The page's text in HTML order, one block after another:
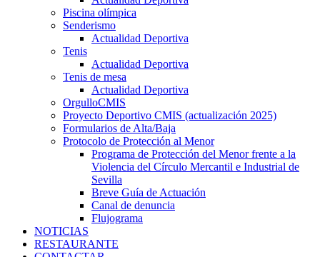
Piscina olímpica
Senderismo
Actualidad Deportiva
Tenis
Actualidad Deportiva
Tenis de mesa
Actualidad Deportiva
OrgulloCMIS
Proyecto Deportivo CMIS (actualización 2025)
Formularios de Alta/Baja
Protocolo de Protección al Menor
Programa de Protección del Menor frente a la
Violencia del Círculo Mercantil e Industrial de
Sevilla
Breve Guía de Actuación
Canal de denuncia
Flujograma
NOTICIAS
RESTAURANTE